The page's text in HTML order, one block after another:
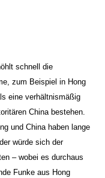
schnell die
zum Beispiel in Hong
eine verhältnismäßig
China bestehen.
und China haben lange
würde sich der
– wobei es durchaus
Funke aus Hong